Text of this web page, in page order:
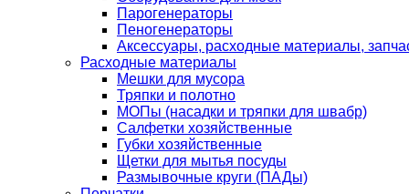
Парогенераторы
Пеногенераторы
Аксессуары, расходные материалы,
Расходные материалы
Мешки для мусора
Тряпки и полотно
МОПы (насадки и тряпки для швабр)
Салфетки хозяйственные
Губки хозяйственные
Щетки для мытья посуды
Размывочные круги (ПАДы)